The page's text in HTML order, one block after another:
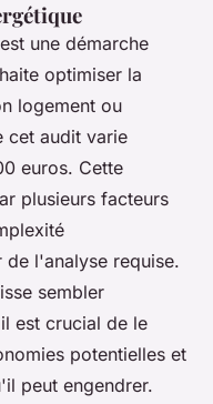
est une démarche
optimiser la
logement ou
cet audit varie
euros. Cette
plusieurs facteurs
l'analyse requise.
sembler
est crucial de le
potentielles et
peut engendrer.